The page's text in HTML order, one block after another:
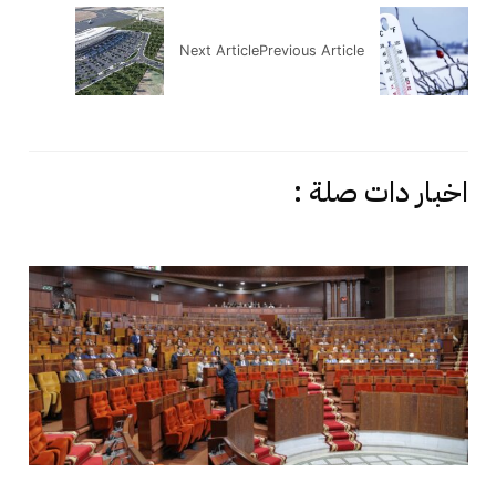
Previous Article
Next Article
اخبار دات صلة :